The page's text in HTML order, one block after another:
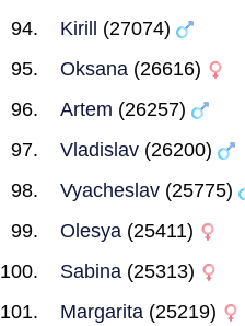
Kirill
(27074)
Oksana (26616)
Artem (26257)
Vladislav (26200)
Vyacheslav (25775)
Olesya (25411)
Sabina (25313)
Margarita (25219)